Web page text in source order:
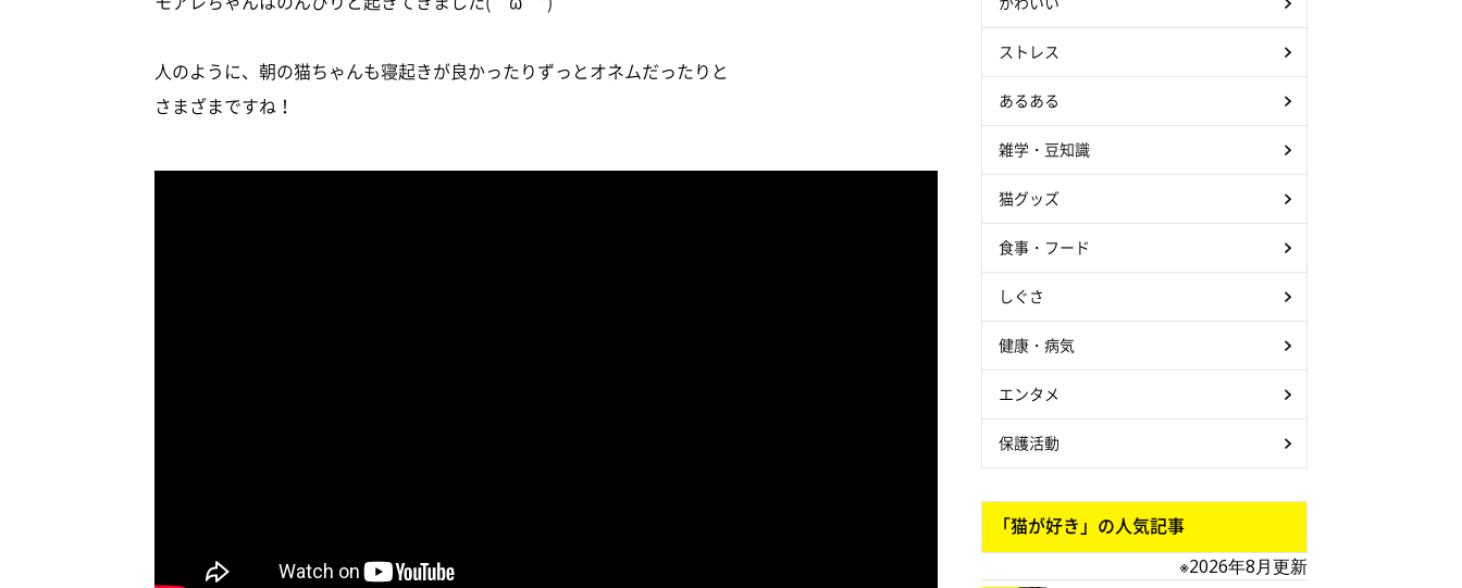
人のように、朝の猫ちゃんも寝起きが良かったりずっとオネムだったりと
さまざまですね！
ストレス
あるある
雑学・豆知識
猫グッズ
食事・フード
しぐさ
健康・病気
エンタメ
保護活動
「猫が好き」の人気記事
※2026年8月更新